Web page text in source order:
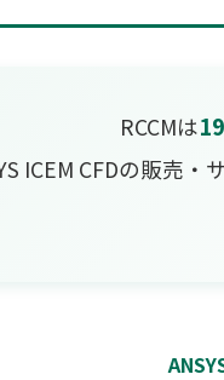
RCCMは
ICEM CFDの販売・